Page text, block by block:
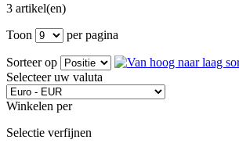
3 artikel(en)
Toon
per pagina
Sorteer op
Selecteer uw valuta
Winkelen per
Selectie verfijnen